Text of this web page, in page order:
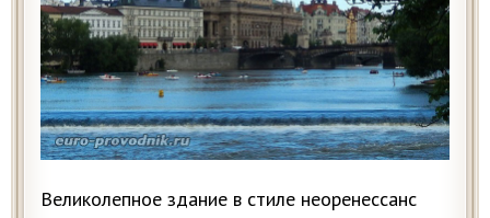
Великолепное здание в стиле неоренессанс